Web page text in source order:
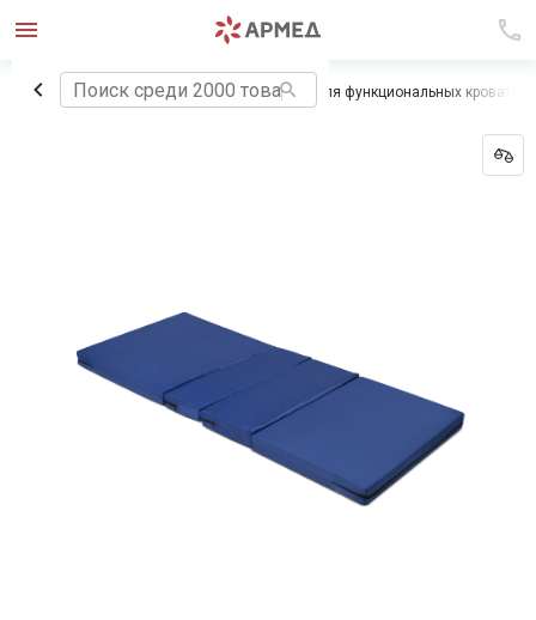
Главная Медицинская мебель Матрасы для функциональных кроватей